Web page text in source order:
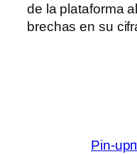
de la plataforma
brechas en su
Pin-